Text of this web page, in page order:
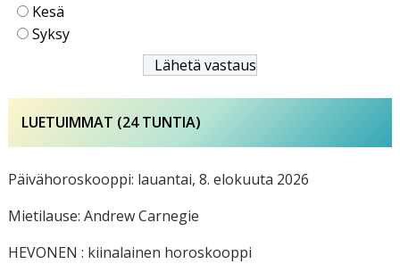
Kesä
Syksy
LUETUIMMAT (24 TUNTIA)
Päivähoroskooppi: lauantai, 8. elokuuta 2026
Mietilause: Andrew Carnegie
HEVONEN : kiinalainen horoskooppi